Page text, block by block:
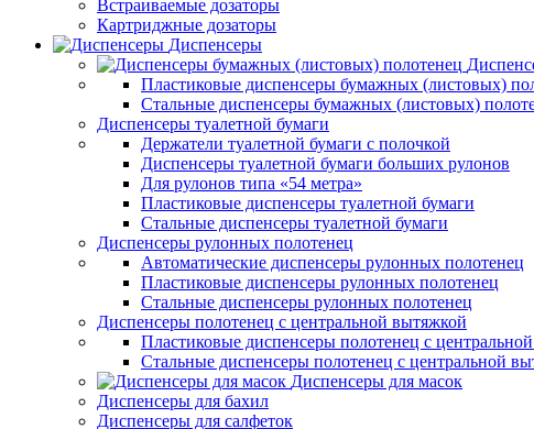
Встраиваемые дозаторы
Картриджные дозаторы
Диспенсеры
Пластиковые диспенсеры бумажных (листовых)
Стальные диспенсеры бумажных (листовых)
Диспенсеры туалетной бумаги
Держатели туалетной бумаги с полочкой
Диспенсеры туалетной бумаги больших рулонов
Для рулонов типа «54 метра»
Пластиковые диспенсеры туалетной бумаги
Стальные диспенсеры туалетной бумаги
Диспенсеры рулонных полотенец
Автоматические диспенсеры рулонных полотенец
Пластиковые диспенсеры рулонных полотенец
Стальные диспенсеры рулонных полотенец
Диспенсеры полотенец с центральной вытяжкой
Пластиковые диспенсеры полотенец с
Стальные диспенсеры полотенец с центральной
Диспенсеры для масок
Диспенсеры для бахил
Диспенсеры для салфеток